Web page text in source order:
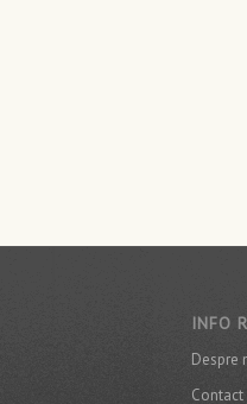
INFO
Despre
Contact